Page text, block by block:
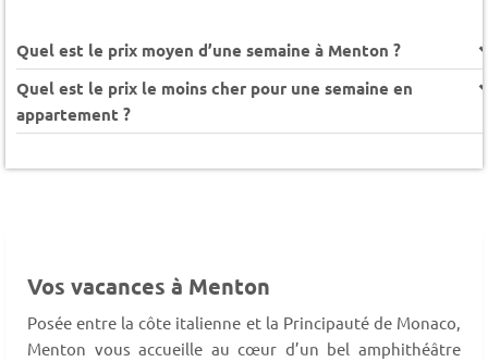
Quel est le prix moyen d’une semaine à Menton ?
Quel est le prix le moins cher pour une semaine en
appartement ?
Vos vacances à Menton
Posée entre la côte italienne et la Principauté de Monaco,
Menton vous accueille au cœur d’un bel amphithéâtre